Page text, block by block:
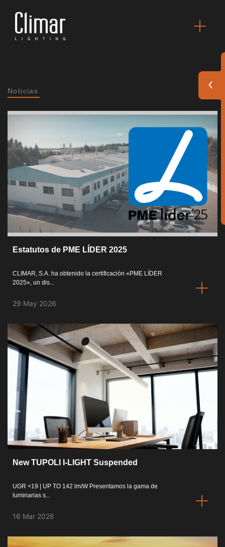
Hospitality [EN]
Hospitality [PT]
General [EN/FR]
General [PT/ES]
Documentos
Condiciones de Venta
Condiciones de Garantía
Folletos
Finishes Book
BOYA OUT Shapes
Soluciones Acústicas
Mejores Proyectos
Noticias
Estatutos de PME LÍDER 2025
CLIMAR, S.A. ha obtenido la certificación «PME LÍDER
2025», un dis...
29 May 2026
New TUPOLI I-LIGHT Suspended
UGR <19 | UP TO 142 lm/W Presentamos la gama de
luminarias s...
16 Mar 2026